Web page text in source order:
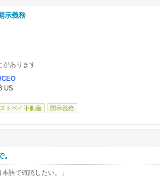
とに、終始安心して進められるようサポートしてく
間で売却！当時の市場を考えても、とても早い売却だ
、とても優秀で信頼できる不動産ブローカーです。
心的で、それも大きな魅力でした。
ひやすみさんをおすすめします。
ェッショナルです。やすみさんに出会えてよかった
しい住まいをお探しですか？
。
示義務
があります
歩道規制（Oakland）
遮断装置
ニー・デッキ等）
くと安心です。
US
トベイ不動産 開示義務
語で確認したい。」